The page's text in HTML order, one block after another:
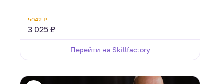
5042 ₽
3 025 ₽
Перейти на Skillfactory